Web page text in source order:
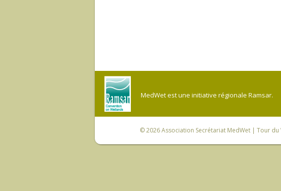
MedWet est une initiative régionale Ramsar.
© 2026Association Secrétariat MedWet | Tour du